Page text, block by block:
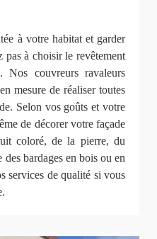
à votre habitat et garder
pas à choisir le revêtement
Nos couvreurs ravaleurs
mesure de réaliser toutes
Selon vos goûts et votre
de décorer votre façade
coloré, de la pierre, du
bardages en bois ou en
services de qualité si vous